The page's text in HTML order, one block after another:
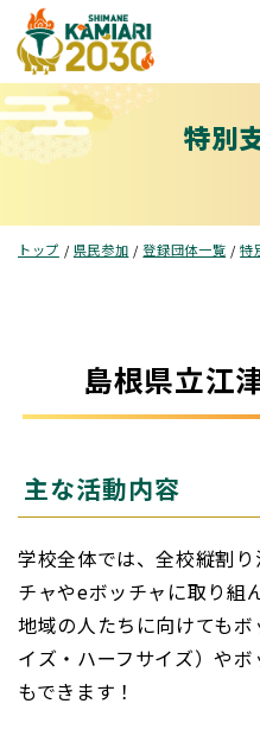
このページの本文へ
特別
現
在
トップ / 県民参加 /登録団体一覧 /特
島根県立江
主な活動内容
学校全体では、全校縦割
チャやeボッチャに取り組
地域の人たちに向けても
イズ・ハーフサイズ）や
もできます！